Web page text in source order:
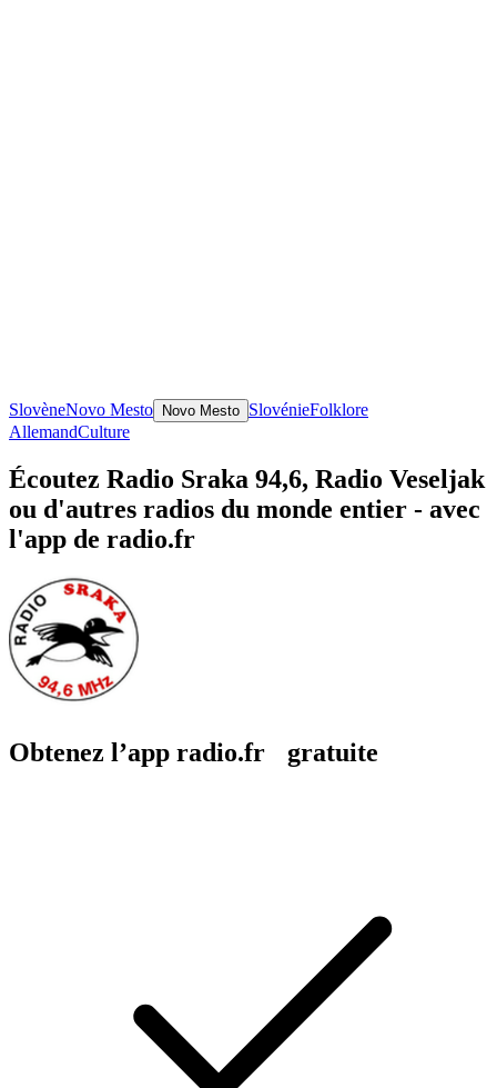
SlovèneNovo Mesto Novo Mesto SlovénieFolklore
AllemandCulture
Écoutez Radio Sraka 94,6, Radio Veseljak
ou d'autres radios du monde entier - avec
l'app de radio.fr
Obtenez l’app radio.fr gratuite